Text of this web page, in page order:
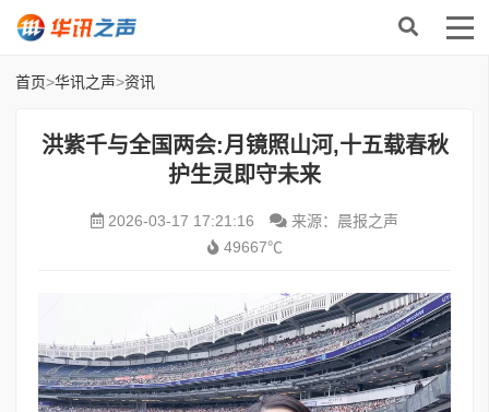
首页>华讯之声>资讯
洪紫千与全国两会:月镜照山河,十五载春秋
护生灵即守未来
2026-03-17 17:21:16
来源：晨报之声
49667℃